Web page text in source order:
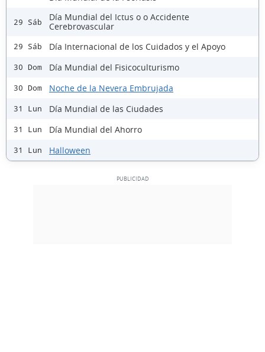
29 Sáb
Día Mundial del Ictus o o Accidente
Cerebrovascular
29 Sáb Día Internacional de los Cuidados y el Apoyo
30 Dom Día Mundial del Fisicoculturismo
30 Dom Noche de la Nevera Embrujada
31 Lun Día Mundial de las Ciudades
31 Lun Día Mundial del Ahorro
31 Lun Halloween